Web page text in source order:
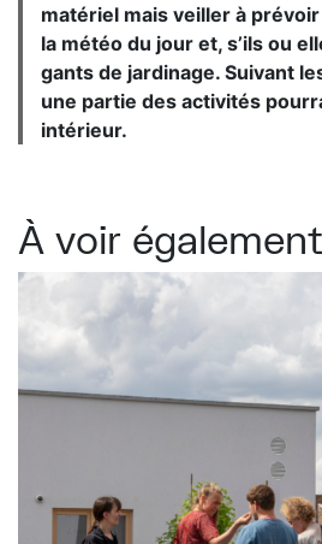
matériel mais veiller à
la météo du jour et, s’ils ou
gants de jardinage. Suivant
une partie des activités
intérieur.
À voir également